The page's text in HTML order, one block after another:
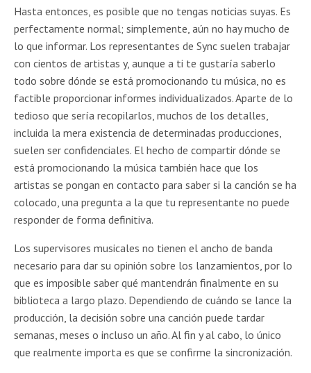
Hasta entonces, es posible que no tengas noticias suyas. Es
perfectamente normal; simplemente, aún no hay mucho de
lo que informar. Los representantes de Sync suelen trabajar
con cientos de artistas y, aunque a ti te gustaría saberlo
todo sobre dónde se está promocionando tu música, no es
factible proporcionar informes individualizados. Aparte de lo
tedioso que sería recopilarlos, muchos de los detalles,
incluida la mera existencia de determinadas producciones,
suelen ser confidenciales. El hecho de compartir dónde se
está promocionando la música también hace que los
artistas se pongan en contacto para saber si la canción se ha
colocado, una pregunta a la que tu representante no puede
responder de forma definitiva.
Los supervisores musicales no tienen el ancho de banda
necesario para dar su opinión sobre los lanzamientos, por lo
que es imposible saber qué mantendrán finalmente en su
biblioteca a largo plazo. Dependiendo de cuándo se lance la
producción, la decisión sobre una canción puede tardar
semanas, meses o incluso un año. Al fin y al cabo, lo único
que realmente importa es que se confirme la sincronización.